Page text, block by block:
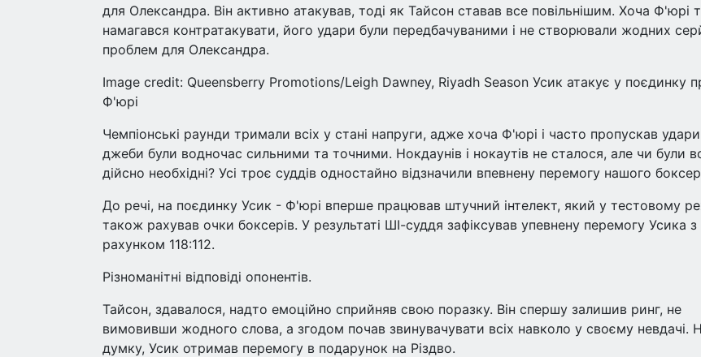
для Олександра. Він активно атакував, тоді як Тайсон ставав все повільнішим. Хоча Ф'юрі
намагався контратакувати, його удари були передбачуваними і не створювали жодних
проблем для Олександра.
Image credit: Queensberry Promotions/Leigh Dawney, Riyadh Season Усик атакує у поєдинку
Ф'юрі
Чемпіонські раунди тримали всіх у стані напруги, адже хоча Ф'юрі і часто пропускав
джеби були водночас сильними та точними. Нокдаунів і нокаутів не сталося, але чи були
дійсно необхідні? Усі троє суддів одностайно відзначили впевнену перемогу нашого
До речі, на поєдинку Усик - Ф'юрі вперше працював штучний інтелект, який у тестовому
також рахував очки боксерів. У результаті ШІ-суддя зафіксував упевнену перемогу Усика з
рахунком 118:112.
Різноманітні відповіді опонентів.
Тайсон, здавалося, надто емоційно сприйняв свою поразку. Він спершу залишив ринг, не
вимовивши жодного слова, а згодом почав звинувачувати всіх навколо у своєму невдачі.
думку, Усик отримав перемогу в подарунок на Різдво.